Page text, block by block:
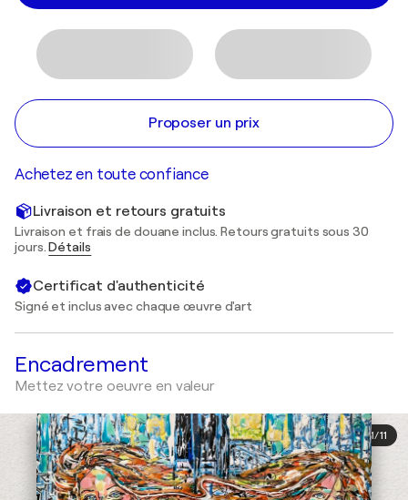
Proposer un prix
Achetez en toute confiance
Livraison et retours gratuits
Livraison et frais de douane inclus. Retours gratuits sous 30
jours.Détails
Certificat d'authenticité
Signé et inclus avec chaque œuvre d'art
Encadrement
Mettez votre oeuvre en valeur
1/11